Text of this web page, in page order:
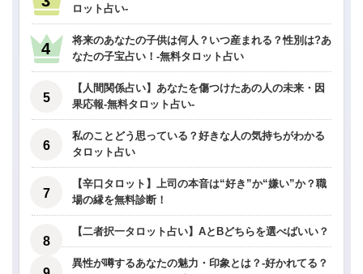
ロット占い-
将来のあなたの子供は何人？いつ産まれる？性別は?あ
なたの子宝占い！-無料タロット占い
【人間関係占い】あなたを傷つけたあの人の未来・因
果応報-無料タロット占い-
私のことどう思っている？好きな人の気持ちがわかる
タロット占い
【辛口タロット】上司の本音は“好き”か“嫌い”か？職
場の縁を無料診断！
【二者択一タロット占い】AとBどちらを選べばいい？
異性が噂するあなたの魅力・印象とは？-好かれてる？